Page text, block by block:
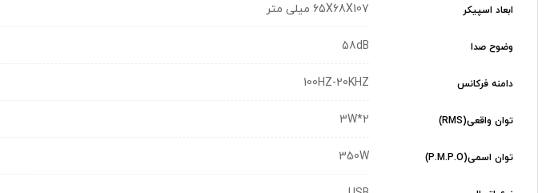
ابعاد اسپیکر 65X68X107 میلی متر
وضوح صدا 58dB
دامنه فرکانس 100HZ-20KHZ
توان واقعی(RMS) 3W*2
توان اسمی(P.M.P.O) 350W